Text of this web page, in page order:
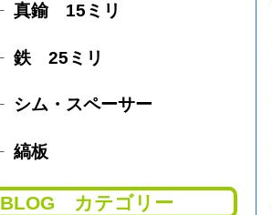
真鍮 15ミリ
鉄 25ミリ
シム・スペーサー
縞板
BLOG カテゴリー